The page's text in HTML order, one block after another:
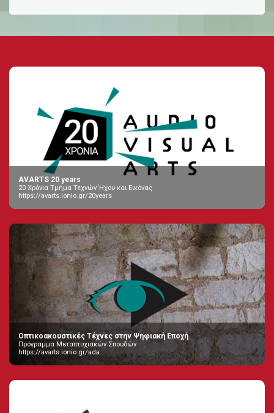
AVARTS 20 years
20 Χρόνια Τμήμα Τεχνών Ήχου και Εικόνας
https://avarts.ionio.gr/20years
Οπτικοακουστικές Τέχνες στην Ψηφιακή Εποχή
Πρόγραμμα Μεταπτυχιακών Σπουδών
https://avarts.ionio.gr/ada